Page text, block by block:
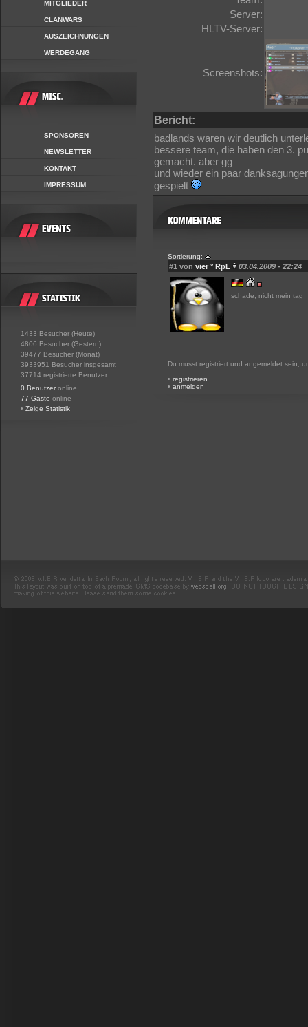
MITGLIEDER
CLANWARS
AUSZEICHNUNGEN
WERDEGANG
SPONSOREN
NEWSLETTER
KONTAKT
IMPRESSUM
1433 Besucher (Heute)
4806 Besucher (Gestern)
39477 Besucher (Monat)
3933951 Besucher insgesamt
37714 registrierte Benutzer
0 Benutzer online
77 Gäste online
• Zeige Statistik
Server:
HLTV-Server:
Screenshots:
Bericht:
badlands waren wir deutlich
bessere team, die haben den 3.
gemacht. aber gg
und wieder ein paar
gespielt
Sortierung:
#1 von vier ° RpL 03.04.2009 - 22:24
schade, nicht mein tag
Du musst registriert und angemeldet sein,
• registrieren
• anmelden